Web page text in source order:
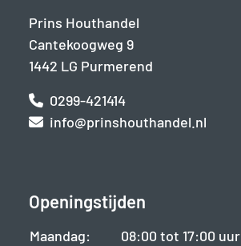
Prins Houthandel
Cantekoogweg 9
1442 LG Purmerend
0299-421414
info@prinshouthandel.nl
Openingstijden
Maandag:
08:00 tot 17:00 uur